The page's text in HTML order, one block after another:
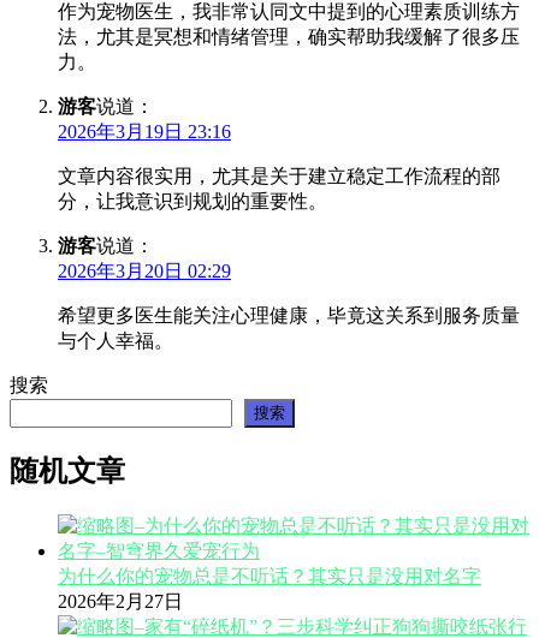
作为宠物医生，我非常认同文中提到的心理素质训练方
法，尤其是冥想和情绪管理，确实帮助我缓解了很多压
力。
游客说道：
2026年3月19日 23:16
文章内容很实用，尤其是关于建立稳定工作流程的部
分，让我意识到规划的重要性。
游客说道：
2026年3月20日 02:29
希望更多医生能关注心理健康，毕竟这关系到服务质量
与个人幸福。
搜索
搜索
随机文章
为什么你的宠物总是不听话？其实只是没用对名字
2026年2月27日